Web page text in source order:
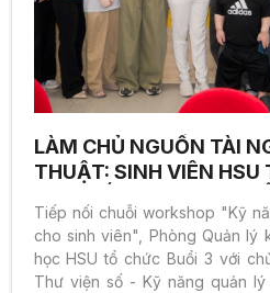
LÀM CHỦ NGUỒN TÀI
THUẬT: SINH VIÊN HSU
CỨU HIỆN ĐẠI
Tiếp nối chuỗi workshop "Kỹ
cho sinh viên", Phòng Quản lý
học HSU tổ chức Buổi 3 với
Thư viện số - Kỹ năng quản